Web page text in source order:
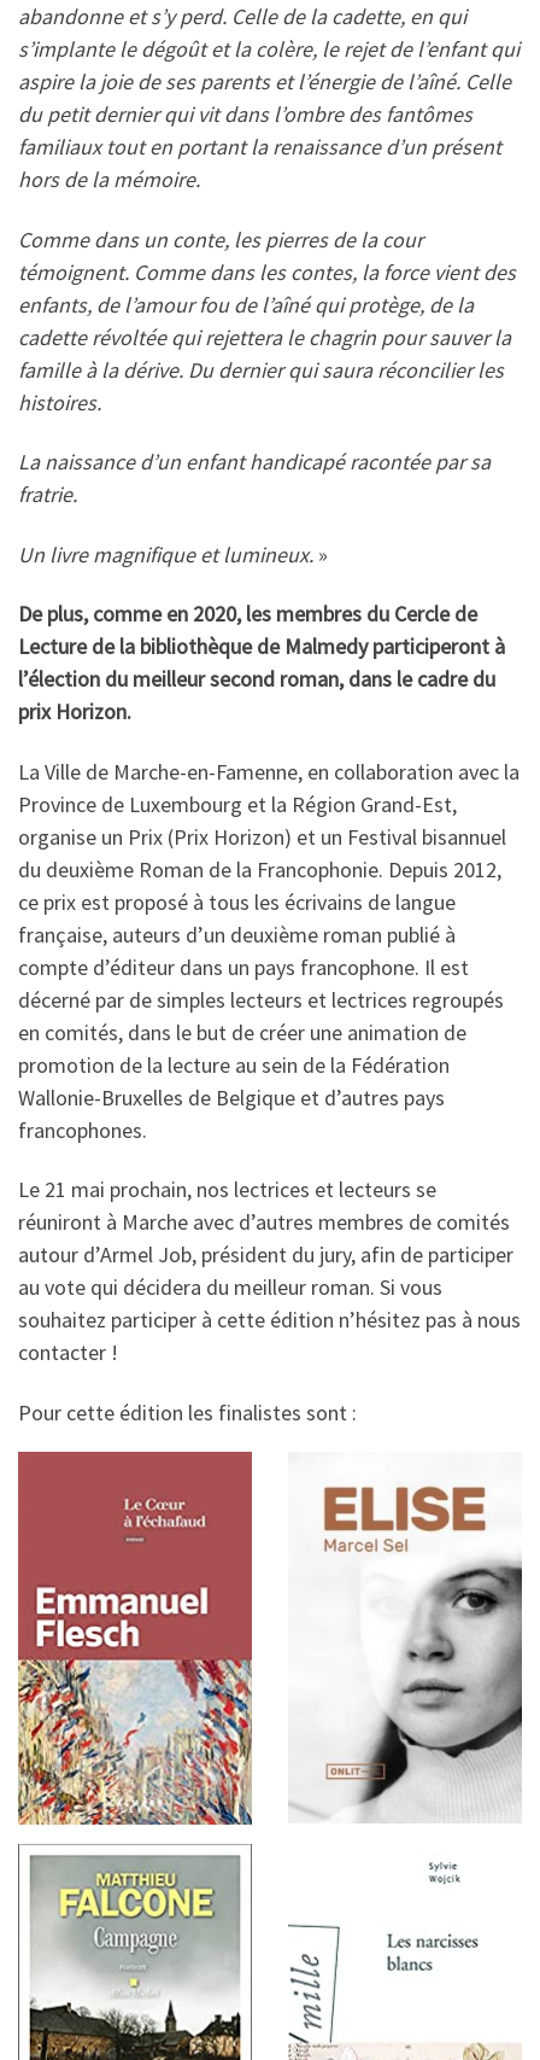
abandonne et s’y perd. Celle de la cadette, en qui
s’implante le dégoût et la colère, le rejet de l’enfant qui
aspire la joie de ses parents et l’énergie de l’aîné. Celle
du petit dernier qui vit dans l’ombre des fantômes
familiaux tout en portant la renaissance d’un présent
hors de la mémoire.
Comme dans un conte, les pierres de la cour
témoignent. Comme dans les contes, la force vient des
enfants, de l’amour fou de l’aîné qui protège, de la
cadette révoltée qui rejettera le chagrin pour sauver la
famille à la dérive. Du dernier qui saura réconcilier les
histoires.
La naissance d’un enfant handicapé racontée par sa
fratrie.
Un livre magnifique et lumineux. »
De plus, comme en 2020, les membres du Cercle de
Lecture de la bibliothèque de Malmedy participeront à
l’élection du meilleur second roman, dans le cadre du
prix Horizon.
La Ville de Marche-en-Famenne, en collaboration avec la
Province de Luxembourg et la Région Grand-Est,
organise un Prix (Prix Horizon) et un Festival bisannuel
du deuxième Roman de la Francophonie. Depuis 2012,
ce prix est proposé à tous les écrivains de langue
française, auteurs d’un deuxième roman publié à
compte d’éditeur dans un pays francophone. Il est
décerné par de simples lecteurs et lectrices regroupés
en comités, dans le but de créer une animation de
promotion de la lecture au sein de la Fédération
Wallonie-Bruxelles de Belgique et d’autres pays
francophones.
Le 21 mai prochain, nos lectrices et lecteurs se
réuniront à Marche avec d’autres membres de comités
autour d’Armel Job, président du jury, afin de participer
au vote qui décidera du meilleur roman. Si vous
souhaitez participer à cette édition n’hésitez pas à nous
contacter !
Pour cette édition les finalistes sont :